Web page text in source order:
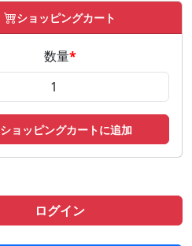
ショッピングカート
数量*
ショッピングカートに追加
ログイン